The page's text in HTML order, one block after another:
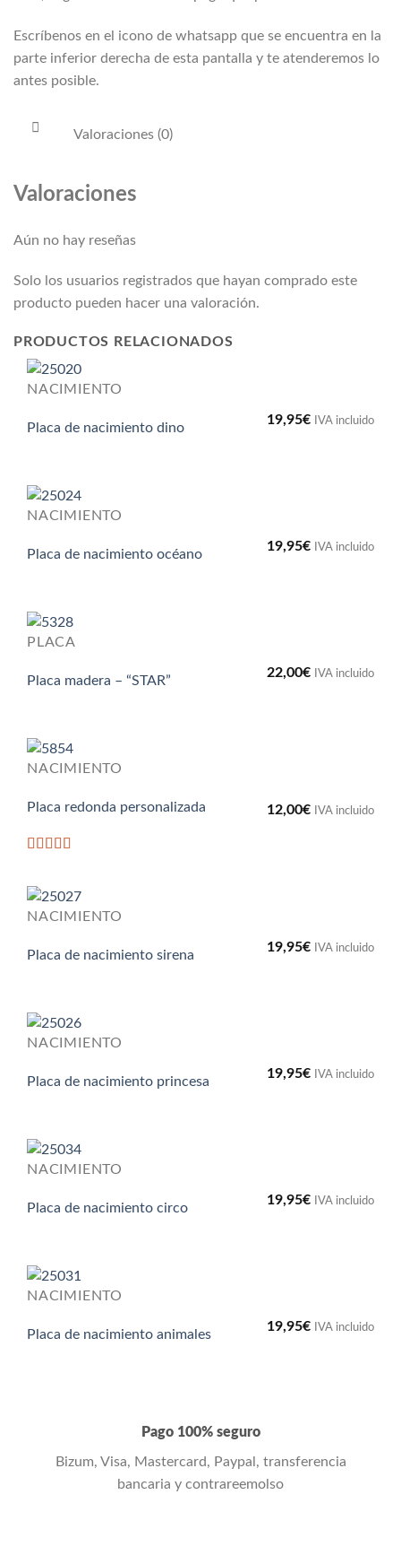
Escríbenos en el icono de whatsapp que se encuentra en la
parte inferior derecha de esta pantalla y te atenderemos lo
antes posible.
Valoraciones (0)
Valoraciones
Aún no hay reseñas
Solo los usuarios registrados que hayan comprado este
producto pueden hacer una valoración.
PRODUCTOS RELACIONADOS
NACIMIENTO
Placa de nacimiento dino
19,95€ IVA incluido
NACIMIENTO
Placa de nacimiento océano
19,95€ IVA incluido
PLACA
Placa madera – “STAR”
22,00€ IVA incluido
NACIMIENTO
Placa redonda personalizada 12,00€ IVA incluido
NACIMIENTO
Placa de nacimiento sirena
19,95€ IVA incluido
NACIMIENTO
Placa de nacimiento princesa
19,95€ IVA incluido
NACIMIENTO
Placa de nacimiento circo
19,95€ IVA incluido
NACIMIENTO
Placa de nacimiento animales
19,95€ IVA incluido
Pago 100% seguro
Bizum, Visa, Mastercard, Paypal, transferencia
bancaria y contrareemolso